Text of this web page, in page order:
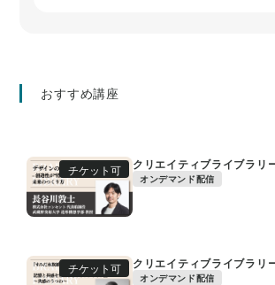
おすすめ講座
チケット可 クリエイティブライブラ
オンデマンド配信
チケット可 クリエイティブライブラ
オンデマンド配信